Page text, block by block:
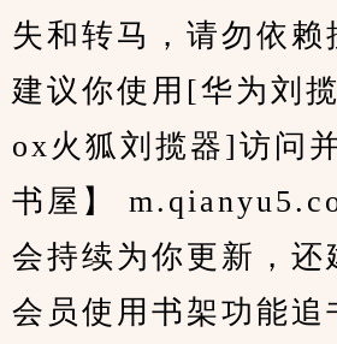
失和转马，请勿依赖
建议你使用[华为刘
ox火狐刘揽器]访问
书屋】
会持续为你更新，还
会员使用书架功能追